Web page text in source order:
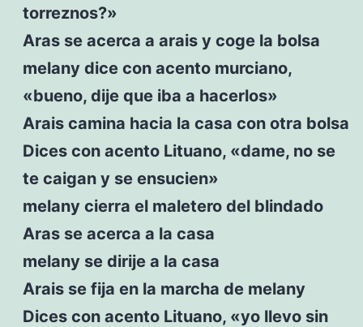
torreznos?»
Aras se acerca a arais y coge la bolsa
melany dice con acento murciano,
«bueno, dije que iba a hacerlos»
Arais camina hacia la casa con otra bolsa
Dices con acento Lituano, «dame, no se
te caigan y se ensucien»
melany cierra el maletero del blindado
Aras se acerca a la casa
melany se dirije a la casa
Arais se fija en la marcha de melany
Dices con acento Lituano, «yo llevo sin